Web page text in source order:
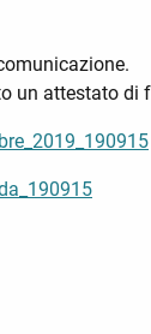
un attestato di
di